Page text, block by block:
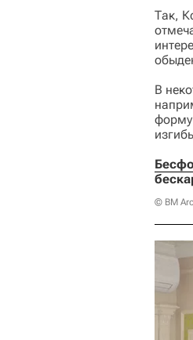
Так,
В
форму
© BM